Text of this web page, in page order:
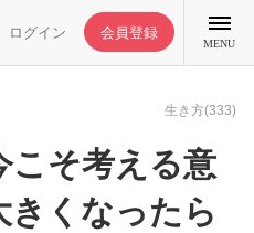
ログイン 会員登録
MENU
生き方(333)
こそ考える意
きくなったら